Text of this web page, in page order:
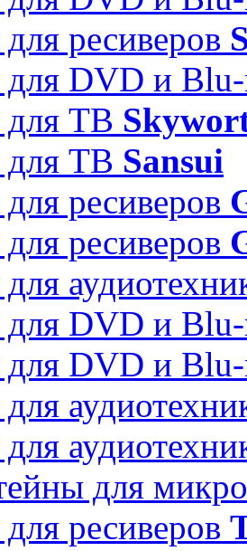
ресиверов
для DVD и
ТВ
ТВ Sansui
ресиверов
ресиверов
для DVD и
для DVD и
для
ресиверов